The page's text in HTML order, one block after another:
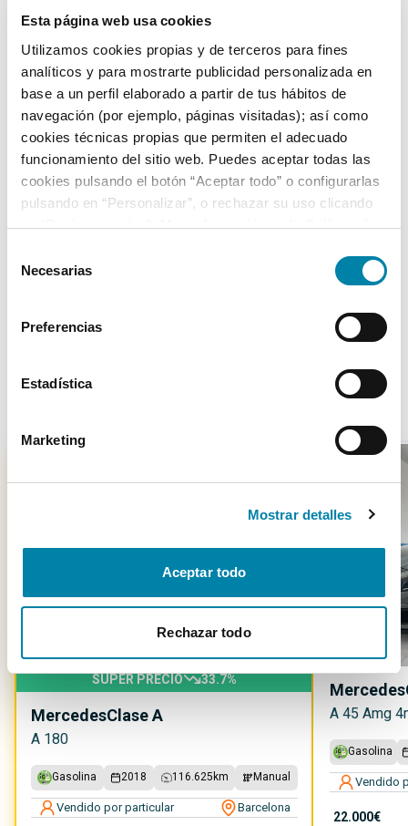
Esta página web usa cookies
Utilizamos cookies propias y de terceros para fines
analíticos y para mostrarte publicidad personalizada en
base a un perfil elaborado a partir de tus hábitos de
navegación (por ejemplo, páginas visitadas); así como
cookies técnicas propias que permiten el adecuado
funcionamiento del sitio web. Puedes aceptar todas las
cookies pulsando el botón “Aceptar todo” o configurarlas
pulsando en “Personalizar”, o rechazar su uso clicando
en “Rechazar todas”. Más información en laPolítica de
Necesarias
Preferencias
Estadística
Marketing
Mostrar detalles
Aceptar todo
Rechazar todo
Características principales
Potencia Procedencia
Nacional
IVA
Nº Asientos Matriculación
13/12/2006
Tracción
Más de 3.500 clientes satisfechos
6100€
SUPER PRECIO 33.7%
MercedesClase A
A 180
Gasolina 2018 116.625 km Manual
Vendido por particular Barcelona
Mercedes
A 45 Amg
Gasolina
Vendido
22.000€